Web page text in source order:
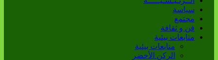
سياسة
مجتمع
فن و ثقافة
متابعات بيئية
متابعات بيئية
الركن الأخضر